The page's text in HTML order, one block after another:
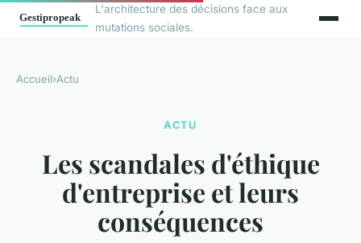
L'architecture des décisions face aux
mutations sociales.
Accueil›Actu
ACTU
Les scandales d'éthique
d'entreprise et leurs
conséquences